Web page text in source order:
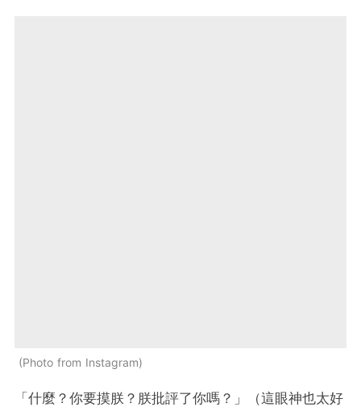
Photo from Instagram
「什麼？你要摸朕？朕批評了你嗎？」（這眼神也太好